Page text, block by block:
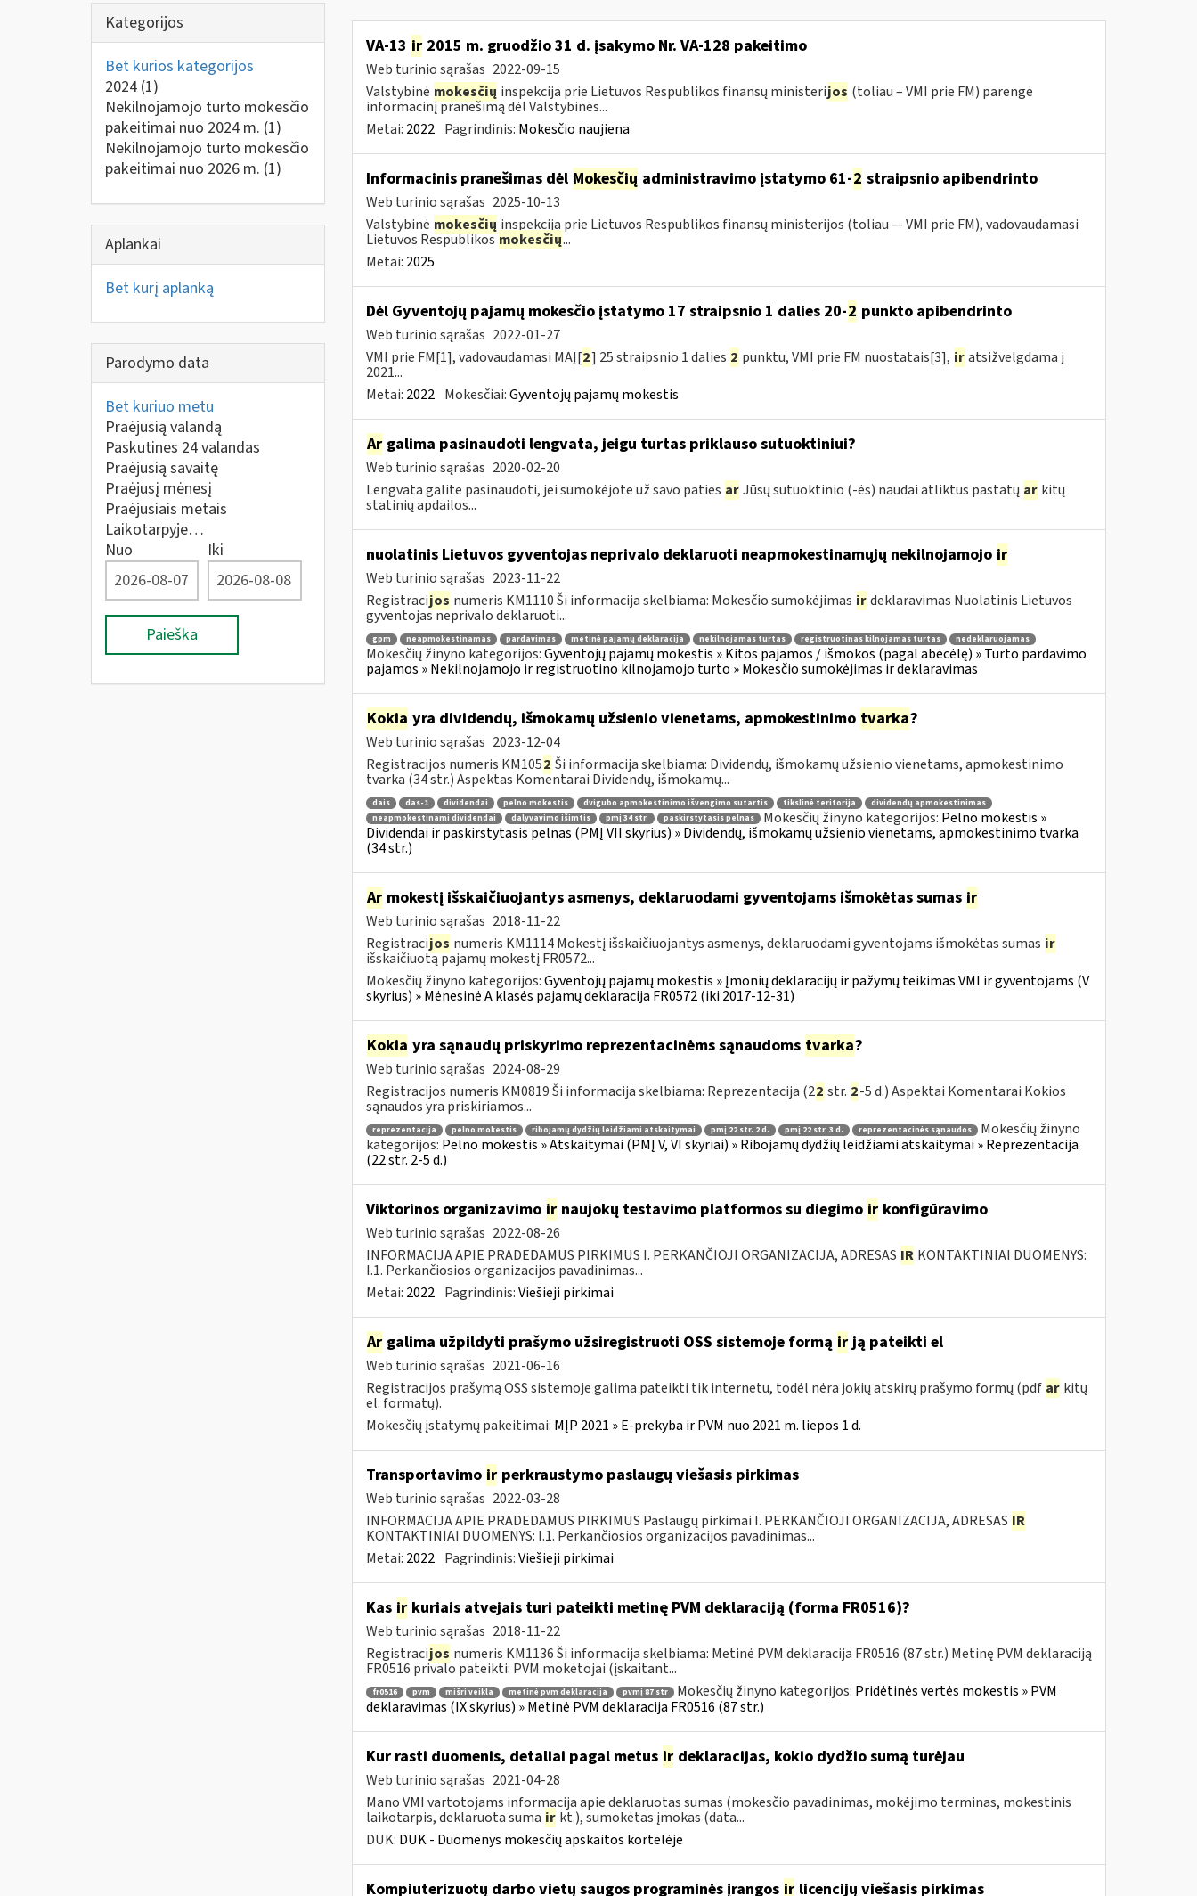
Kategorijos
Bet kurios kategorijos
2024 (1)
Nekilnojamojo turto mokesčio
pakeitimai nuo 2024 m. (1)
Nekilnojamojo turto mokesčio
pakeitimai nuo 2026 m. (1)
Aplankai
Bet kurį aplanką
Parodymo data
Bet kuriuo metu
Praėjusią valandą
Paskutines 24 valandas
Praėjusią savaitę
Praėjusį mėnesį
Praėjusiais metais
Laikotarpyje…
Nuo
Iki
Paieška
VA-13 ir2015 m. gruodžio 31 d. įsakymo Nr. VA-128 pakeitimo
Web turinio sąrašas 2022-09-15
Valstybinė mokesčių inspekcija prie Lietuvos Respublikos finansų ministerijos (toliau – VMI prie FM) parengė
informacinį pranešimą dėl Valstybinės...
Metai: 2022 Pagrindinis: Mokesčio naujiena
Informacinis pranešimas dėl Mokesčių administravimo įstatymo 61-2 straipsnio apibendrinto
Web turinio sąrašas 2025-10-13
Valstybinė mokesčių inspekcija prie Lietuvos Respublikos finansų ministerijos (toliau — VMI prie FM), vadovaudamasi
Lietuvos Respublikosmokesčių...
Metai: 2025
Dėl Gyventojų pajamų mokesčio įstatymo 17 straipsnio 1 dalies 20-2 punkto apibendrinto
Web turinio sąrašas 2022-01-27
VMI prie FM[1], vadovaudamasi MAĮ[2] 25 straipsnio 1 dalies 2 punktu, VMI prie FM nuostatais[3], ir atsižvelgdama į
2021...
Metai: 2022 Mokesčiai:Gyventojų pajamų mokestis
Argalima pasinaudoti lengvata, jeigu turtas priklauso sutuoktiniui?
Web turinio sąrašas 2020-02-20
Lengvata galite pasinaudoti, jei sumokėjote už savo paties ar Jūsų sutuoktinio (-ės) naudai atliktus pastatų ar kitų
statinių apdailos...
nuolatinis Lietuvos gyventojas neprivalo deklaruoti neapmokestinamųjų nekilnojamojo ir
Web turinio sąrašas 2023-11-22
Registracijos numeris KM1110 Ši informacija skelbiama: Mokesčio sumokėjimas ir deklaravimas Nuolatinis Lietuvos
gyventojas neprivalo deklaruoti...
gpm neapmokestinamas pardavimas metinė pajamų deklaracija nekilnojamas turtas registruotinas kilnojamas turtas nedeklaruojamas
Mokesčių žinyno kategorijos:Gyventojų pajamų mokestis » Kitos pajamos / išmokos (pagal abėcėlę) » Turto pardavimo
pajamos » Nekilnojamojo ir registruotino kilnojamojo turto » Mokesčio sumokėjimas ir deklaravimas
Kokia yra dividendų, išmokamų užsienio vienetams, apmokestinimo tvarka?
Web turinio sąrašas 2023-12-04
Registracijos numeris KM1052 Ši informacija skelbiama: Dividendų, išmokamų užsienio vienetams, apmokestinimo
tvarka (34 str.) Aspektas Komentarai Dividendų, išmokamų...
dais das-1 dividendai pelno mokestis dvigubo apmokestinimo išvengimo sutartis tikslinė teritorija
dividendų apmokestinimas
neapmokestinami dividendai
dalyvavimo išimtis pmį 34 str. paskirstytasis pelnas Mokesčių žinyno kategorijos: Pelno mokestis »
Dividendai ir paskirstytasis pelnas (PMĮ VII skyrius) » Dividendų, išmokamų užsienio vienetams, apmokestinimo tvarka
(34 str.)
Armokestį išskaičiuojantys asmenys, deklaruodami gyventojams išmokėtas sumas ir
Web turinio sąrašas 2018-11-22
Registracijos numeris KM1114 Mokestį išskaičiuojantys asmenys, deklaruodami gyventojams išmokėtas sumas ir
išskaičiuotą pajamų mokestį FR0572...
Mokesčių žinyno kategorijos:Gyventojų pajamų mokestis » Įmonių deklaracijų ir pažymų teikimas VMI ir gyventojams (V
skyrius) » Mėnesinė A klasės pajamų deklaracija FR0572 (iki 2017-12-31)
Kokia yra sąnaudų priskyrimo reprezentacinėms sąnaudoms tvarka?
Web turinio sąrašas 2024-08-29
Registracijos numeris KM0819 Ši informacija skelbiama: Reprezentacija (22 str. 2-5 d.) Aspektai Komentarai Kokios
sąnaudos yra priskiriamos...
reprezentacija pelno mokestis ribojamų dydžių leidžiami atskaitymai pmį 22 str. 2 d. pmį 22 str. 3 d. reprezentacinės sąnaudos
Mokesčių žinyno
kategorijos: Pelno mokestis » Atskaitymai (PMĮ V, VI skyriai) » Ribojamų dydžių leidžiami atskaitymai » Reprezentacija
(22 str. 2-5 d.)
Viktorinos organizavimo irnaujokų testavimo platformos su diegimo irkonfigūravimo
Web turinio sąrašas 2022-08-26
INFORMACIJA APIE PRADEDAMUS PIRKIMUS I. PERKANČIOJI ORGANIZACIJA, ADRESAS IR KONTAKTINIAI DUOMENYS:
I.1. Perkančiosios organizacijos pavadinimas...
Metai: 2022 Pagrindinis:Viešieji pirkimai
Argalima užpildyti prašymo užsiregistruoti OSS sistemoje formą irją pateikti el
Web turinio sąrašas 2021-06-16
Registracijos prašymą OSS sistemoje galima pateikti tik internetu, todėl nėra jokių atskirų prašymo formų (pdf ar kitų
el. formatų).
Mokesčių įstatymų pakeitimai: MĮP 2021 » E-prekyba ir PVM nuo 2021 m. liepos 1 d.
Transportavimo irperkraustymo paslaugų viešasis pirkimas
Web turinio sąrašas 2022-03-28
INFORMACIJA APIE PRADEDAMUS PIRKIMUS Paslaugų pirkimai I. PERKANČIOJI ORGANIZACIJA, ADRESAS IR
KONTAKTINIAI DUOMENYS: I.1. Perkančiosios organizacijos pavadinimas...
Metai: 2022 Pagrindinis:Viešieji pirkimai
Kas irkuriais atvejais turi pateikti metinę PVM deklaraciją (forma FR0516)?
Web turinio sąrašas 2018-11-22
Registracijos numeris KM1136 Ši informacija skelbiama: Metinė PVM deklaracija FR0516 (87 str.) Metinę PVM deklaraciją
FR0516 privalo pateikti: PVM mokėtojai (įskaitant...
fr0516 pvm mišri veikla metinė pvm deklaracija pvmį 87 str Mokesčių žinyno kategorijos: Pridėtinės vertės mokestis » PVM
deklaravimas (IX skyrius) » Metinė PVM deklaracija FR0516 (87 str.)
Kur rasti duomenis, detaliai pagal metus irdeklaracijas, kokio dydžio sumą turėjau
Web turinio sąrašas 2021-04-28
Mano VMI vartotojams informacija apie deklaruotas sumas (mokesčio pavadinimas, mokėjimo terminas, mokestinis
laikotarpis, deklaruota suma ir kt.), sumokėtas įmokas (data...
DUK: DUK - Duomenys mokesčių apskaitos kortelėje
Kompiuterizuotų darbo vietų saugos programinės įrangos irlicencijų viešasis pirkimas